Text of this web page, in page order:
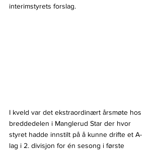
interimstyrets forslag.
I kveld var det ekstraordinært årsmøte hos
breddedelen i Manglerud Star der hvor
styret hadde innstilt på å kunne drifte et A-
lag i 2. divisjon for én sesong i første